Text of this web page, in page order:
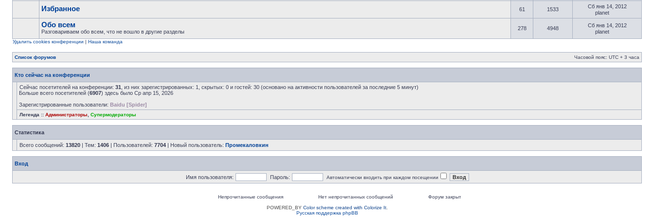
Избранное 61 1533
Сб янв 14, 2012
planet
Обо всем
Разговариваем обо всем, что не вошло в другие разделы
278 4948
Сб янв 14, 2012
planet
Удалить cookies конференции | Наша команда
Список форумов Часовой пояс: UTC + 3 часа
Кто сейчас на конференции
Сейчас посетителей на конференции: 31 , из них зарегистрированных: 1, скрытых: 0 и гостей: 30 (основано на активности пользователей за последние 5 минут)
Больше всего посетителей (6907) здесь было Ср апр 15, 2026
Зарегистрированные пользователи: Baidu [Spider]
Легенда :: Администраторы Супермодераторы
Статистика
Всего сообщений: 13820 | Тем: 1406 | Пользователей: 7704 | Новый пользователь: Промекаловкин
Вход
Имя пользователя: Пароль: Автоматически входить при каждом посещении
Непрочитанные сообщения Нет непрочитанных сообщений
Форум закрыт
POWERED_BY Color scheme created with Colorize It.
Русская поддержка phpBB